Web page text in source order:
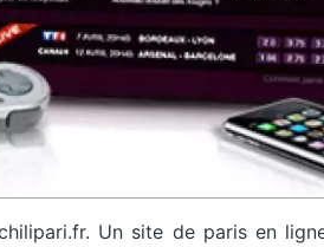
Un site de paris en